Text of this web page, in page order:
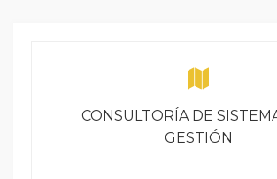
CONSULTORÍA DE
GESTIÓN